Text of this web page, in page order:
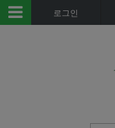
로그인